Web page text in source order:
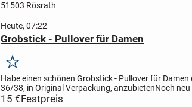
51503 Rösrath
Heute, 07:22
Grobstick - Pullover für Damen
Merken
Habe einen schönen Grobstick - Pullover für
36/38, in Original Verpackung, anzubietenNoch neu
15 €Festpreis